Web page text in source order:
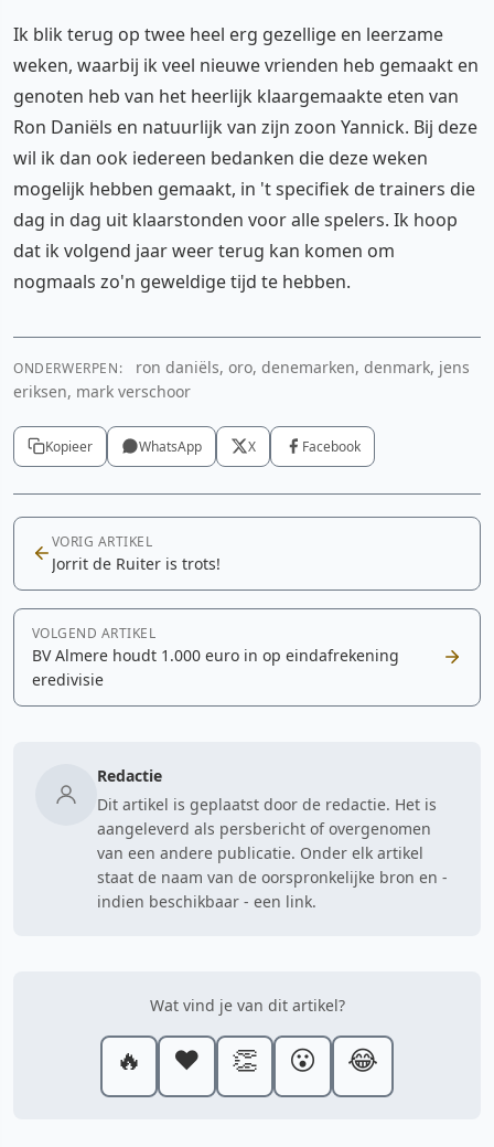
Ik blik terug op twee heel erg gezellige en leerzame
weken, waarbij ik veel nieuwe vrienden heb gemaakt en
genoten heb van het heerlijk klaargemaakte eten van
Ron Daniëls en natuurlijk van zijn zoon Yannick. Bij deze
wil ik dan ook iedereen bedanken die deze weken
mogelijk hebben gemaakt, in 't specifiek de trainers die
dag in dag uit klaarstonden voor alle spelers. Ik hoop
dat ik volgend jaar weer terug kan komen om
nogmaals zo'n geweldige tijd te hebben.
ONDERWERPEN:
ron daniëls, oro, denemarken, denmark, jens
eriksen, mark verschoor
Kopieer WhatsApp X Facebook
VORIG ARTIKEL
Jorrit de Ruiter is trots!
VOLGEND ARTIKEL
BV Almere houdt 1.000 euro in op eindafrekening
eredivisie
Redactie
Dit artikel is geplaatst door de redactie. Het is
aangeleverd als persbericht of overgenomen
van een andere publicatie. Onder elk artikel
staat de naam van de oorspronkelijke bron en -
indien beschikbaar - een link.
Wat vind je van dit artikel?
🔥 ❤️ 👏 😮 😂